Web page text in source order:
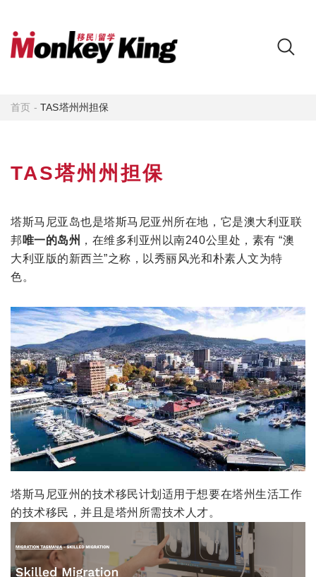
首页 -TAS塔州州担保
TAS塔州州担保
塔斯马尼亚岛也是塔斯马尼亚州所在地，它是澳大利亚联
邦 唯一的岛州 ，在维多利亚州以南240公里处，素有 “澳
大利亚版的新西兰”之称，以秀丽风光和朴素人文为特
色。
塔斯马尼亚州的技术移民计划适用于想要在塔州生活工作
的技术移民，并且是塔州所需技术人才。